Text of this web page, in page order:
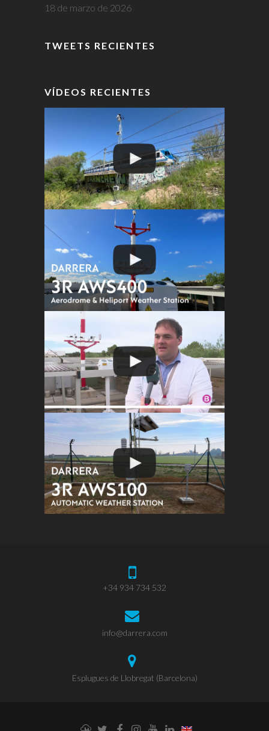
18 de marzo de 2026
TWEETS RECIENTES
VÍDEOS RECIENTES
+34 934 734 532
info@darrera.com
Esplugues de Llobregat (Barcelona)
Weathercloud